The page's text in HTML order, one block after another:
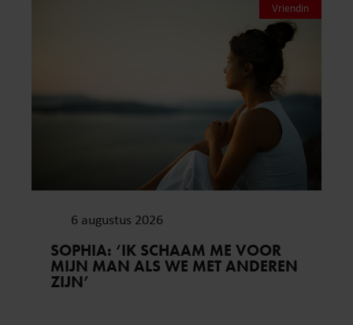
Vriendin
6 augustus 2026
SOPHIA: ‘IK SCHAAM ME VOOR
MIJN MAN ALS WE MET ANDEREN
ZIJN’